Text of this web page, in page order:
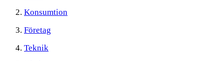
Konsumtion
Företag
Teknik